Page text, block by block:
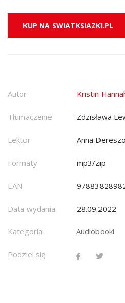
KUP NA SWIATKSIAZKI.PL
Autor Kristin
Tłumaczenie Zdzisława
Lektor Anna
Formaty mp3/zip
EAN
Data wydania 28.09.2022
Kategoria: Audiobooki
Podziel się